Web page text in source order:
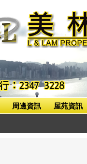
周邊資訊 屋苑資訊